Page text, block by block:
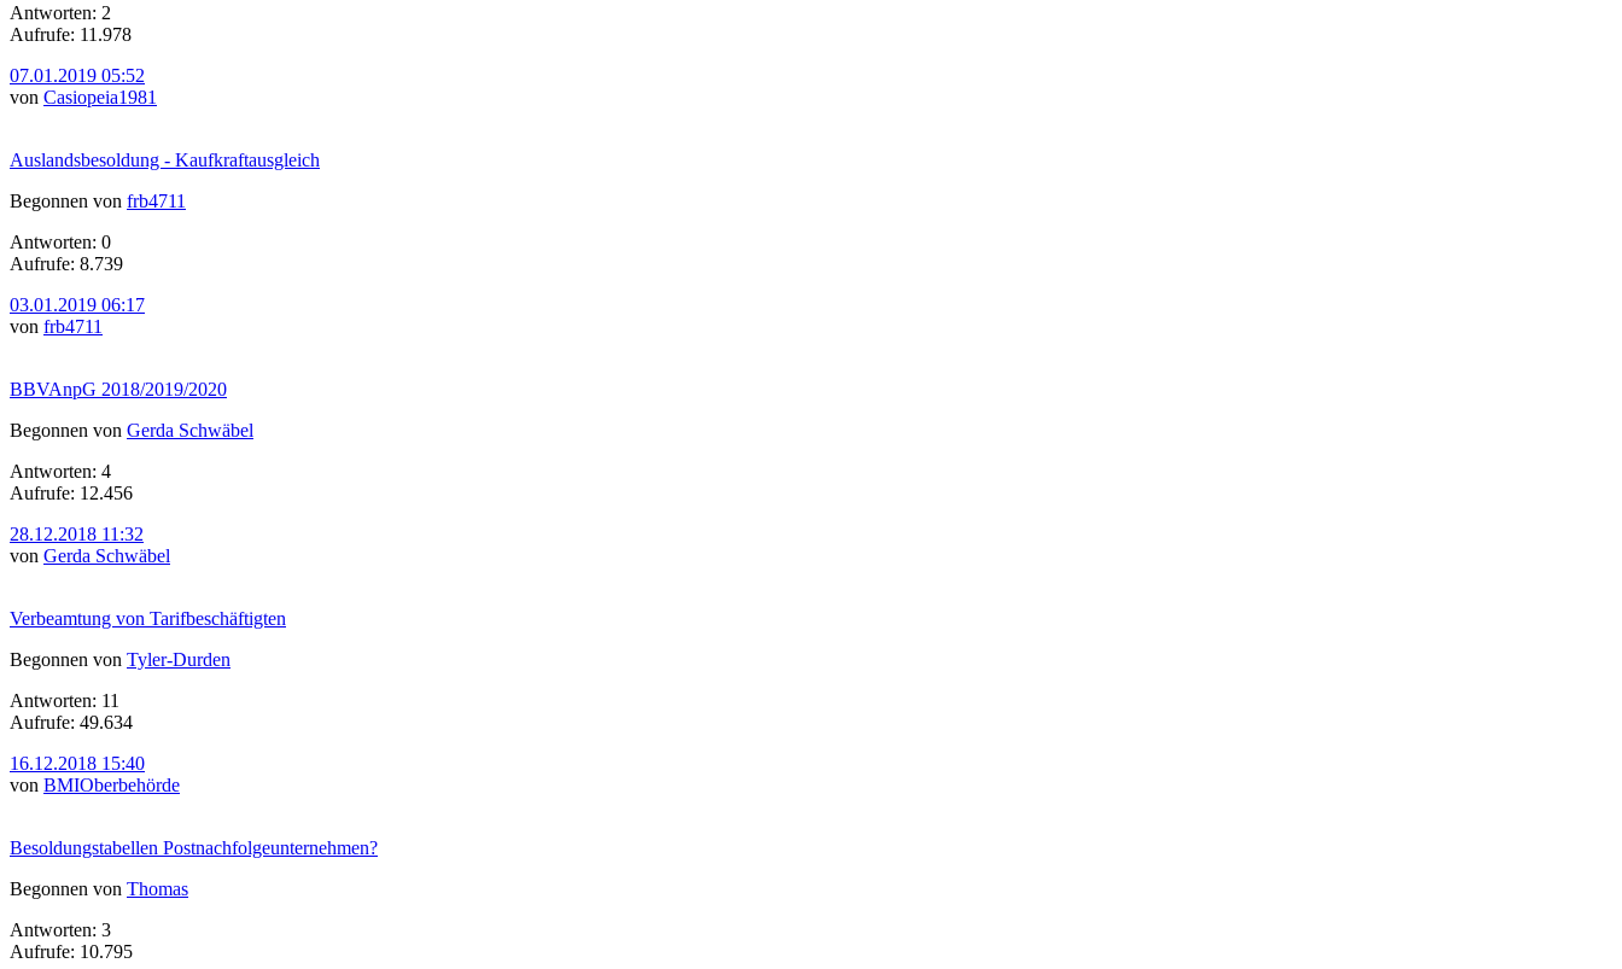
Antworten: 2
Aufrufe: 11.978
07.01.2019 05:52
von Casiopeia1981
Auslandsbesoldung - Kaufkraftausgleich
Begonnen von frb4711
Antworten: 0
Aufrufe: 8.739
03.01.2019 06:17
von frb4711
BBVAnpG 2018/2019/2020
Begonnen von Gerda Schwäbel
Antworten: 4
Aufrufe: 12.456
28.12.2018 11:32
von Gerda Schwäbel
Verbeamtung von Tarifbeschäftigten
Begonnen von Tyler-Durden
Antworten: 11
Aufrufe: 49.634
16.12.2018 15:40
von BMIOberbehörde
Besoldungstabellen Postnachfolgeunternehmen?
Begonnen von Thomas
Antworten: 3
Aufrufe: 10.795